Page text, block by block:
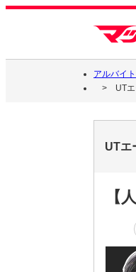
アルバイ
UT
UTエ
【